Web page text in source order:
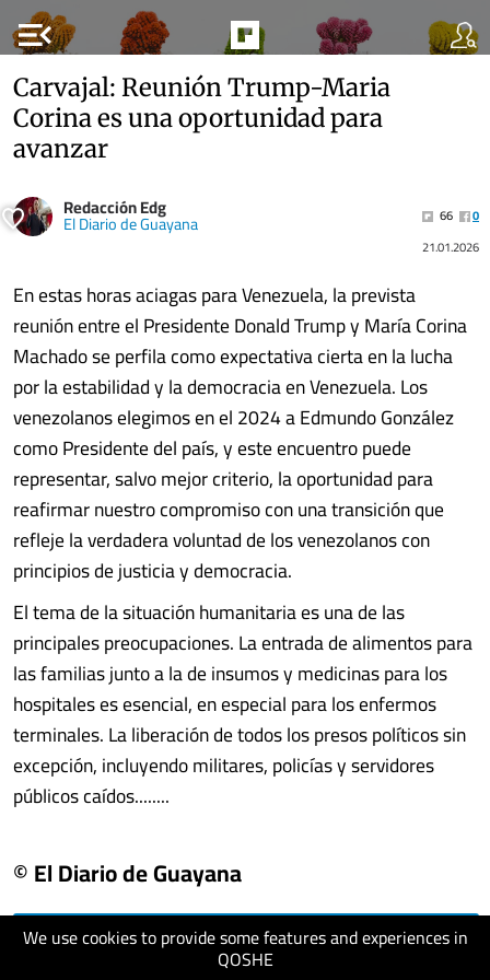
menu_open
We use cookies to provide some features and experiences in
QOSHE
Carvajal: Reunión Trump-Maria
Corina es una oportunidad para
avanzar
Redacción Edg
El Diario de Guayana 66
0
21.01.2026
En estas horas aciagas para Venezuela, la prevista
reunión entre el Presidente Donald Trump y María Corina
Machado se perfila como expectativa cierta en la lucha
por la estabilidad y la democracia en Venezuela. Los
venezolanos elegimos en el 2024 a Edmundo González
como Presidente del país, y este encuentro puede
representar, salvo mejor criterio, la oportunidad para
reafirmar nuestro compromiso con una transición que
refleje la verdadera voluntad de los venezolanos con
principios de justicia y democracia.
El tema de la situación humanitaria es una de las
principales preocupaciones. La entrada de alimentos para
las familias junto a la de insumos y medicinas para los
hospitales es esencial, en especial para los enfermos
terminales. La liberación de todos los presos políticos sin
excepción, incluyendo militares, policías y servidores
públicos caídos........
© El Diario de Guayana
visit website